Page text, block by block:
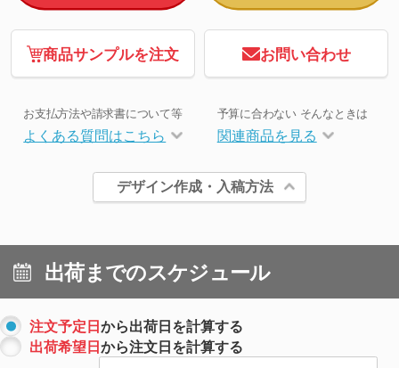
商品サンプルを注文 お問い合わせ
お支払方法や請求書について等
よくある質問はこちら
予算に合わない そんなときは
関連商品を見る
デザイン作成・入稿方法
出荷までのスケジュール
注文予定日から出荷日を計算する
出荷希望日から注文日を計算する